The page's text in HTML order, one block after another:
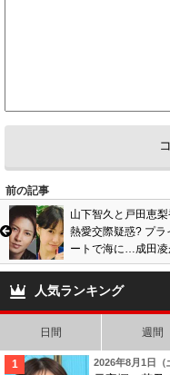
前の記事
山下智久と戸田恵梨
熱愛交際疑惑? プラ
ートで海に…成田凌
触事故後に密会が
人気ランキング
日間 週間
2026年8月1日（